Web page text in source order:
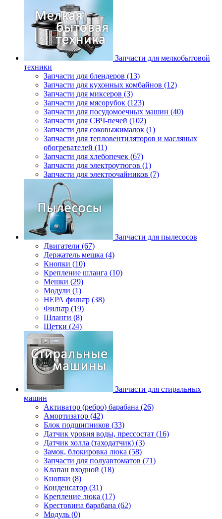
Запчасти для мелкобытовой
техники
Запчасти для блендеров (13)
Запчасти для кухонных комбайнов (12)
Запчасти для миксеров (3)
Запчасти для мясорубок (123)
Запчасти для посудомоечных машин (40)
Запчасти для СВЧ-печей (102)
Запчасти для соковыжималок (1)
Запчасти для тепловентиляторов и масляных
обогревателей (11)
Запчасти для хлебопечек (67)
Запчасти для электроутюгов (1)
Запчасти для электрочайников (7)
Запчасти для пылесосов
Двигатели (67)
Держатель мешка (4)
Кнопки (10)
Крепление шланга (10)
Мешки (29)
Модули (1)
НЕРА фильтр (38)
Фильтр (19)
Шланги (8)
Щетки (24)
Запчасти для стиральных
машин
Активатор (ребро) барабана (26)
Амортизатор (42)
Блок подшипников (33)
Датчик уровня воды, прессостат (16)
Датчик холла (таходатчик) (3)
Замок, блокировка люка (58)
Запчасти для полуавтоматов (71)
Клапан входной (18)
Кнопки (8)
Конденсатор (31)
Крепление люка (17)
Крестовина барабана (62)
Модуль (0)